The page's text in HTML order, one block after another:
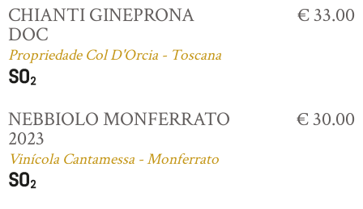
CHIANTI GINEPRONA
DOC
Propriedade Col D'Orcia - Toscana
€ 33.00
NEBBIOLO MONFERRATO
2023
Vinícola Cantamessa - Monferrato
€ 30.00